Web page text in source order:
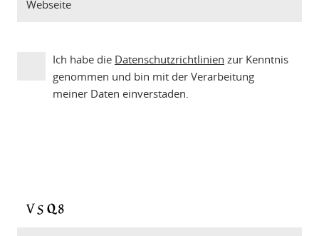
Ich habe die Datenschutzrichtlinien zur Kenntnis
genommen und bin mit der Verarbeitung
meiner Daten einverstaden.